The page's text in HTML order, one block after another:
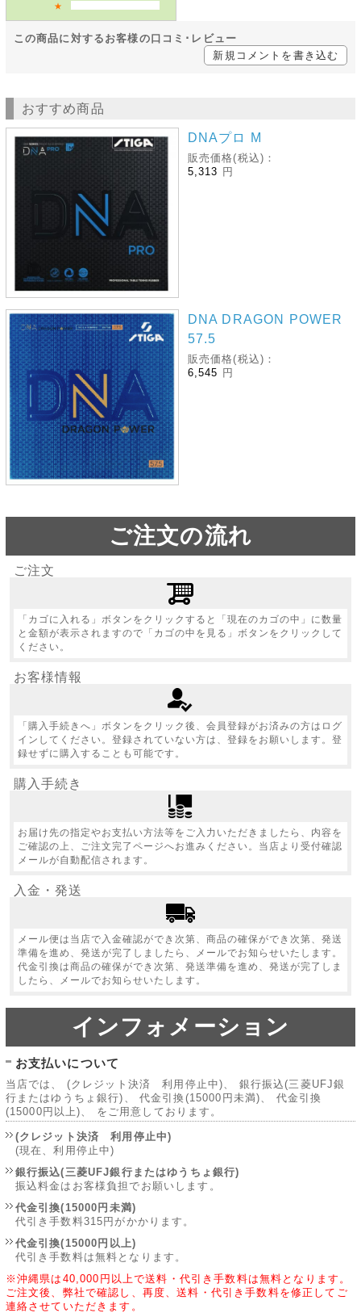
★
この商品に対するお客様の口コミ･レビュー
新規コメントを書き込む
おすすめ商品
DNAプロ M
販売価格(税込)：
5,313 円
DNA DRAGON POWER
57.5
販売価格(税込)：
6,545 円
ご注文の流れ
ご注文
「カゴに入れる」ボタンをクリックすると「現在のカゴの中」に数量
と金額が表示されますので「カゴの中を見る」ボタンをクリックして
ください。
お客様情報
「購入手続きへ」ボタンをクリック後、会員登録がお済みの方はログ
インしてください。登録されていない方は、登録をお願いします。登
録せずに購入することも可能です。
購入手続き
お届け先の指定やお支払い方法等をご入力いただきましたら、内容を
ご確認の上、ご注文完了ページへお進みください。当店より受付確認
メールが自動配信されます。
入金・発送
メール便は当店で入金確認ができ次第、商品の確保ができ次第、発送
準備を進め、発送が完了しましたら、メールでお知らせいたします。
代金引換は商品の確保ができ次第、発送準備を進め、発送が完了しま
したら、メールでお知らせいたします。
インフォメーション
お支払いについて
当店では、 (クレジット決済 利用停止中)、 銀行振込(三菱UFJ銀
行またはゆうちょ銀行)、 代金引換(15000円未満)、 代金引換
(15000円以上)、 をご用意しております。
(クレジット決済 利用停止中)
(現在、利用停止中)
銀行振込(三菱UFJ銀行またはゆうちょ銀行)
振込料金はお客様負担でお願いします。
代金引換(15000円未満)
代引き手数料315円がかかります。
代金引換(15000円以上)
代引き手数料は無料となります。
※沖縄県は40,000円以上で送料・代引き手数料は無料となります。
ご注文後、弊社で確認し、再度、送料・代引き手数料を修正してご
連絡させていただきます。